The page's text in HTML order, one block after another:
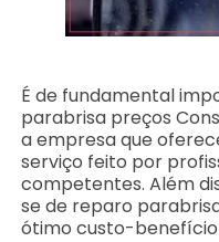
É de fundamental
parabrisa preços
a empresa que
serviço feito por
competentes. Além
se de reparo
ótimo custo-benefício